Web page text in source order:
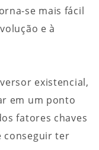
se mais fácil
e à
existencial,
em um ponto
fatores chaves
conseguir ter